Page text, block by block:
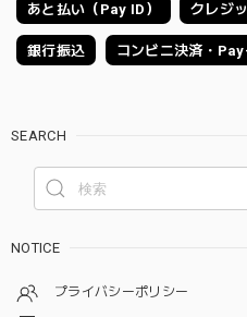
あと払い（Pay ID） クレジ
銀行振込 コンビニ決済・
SEARCH
NOTICE
プライバシーポリシー